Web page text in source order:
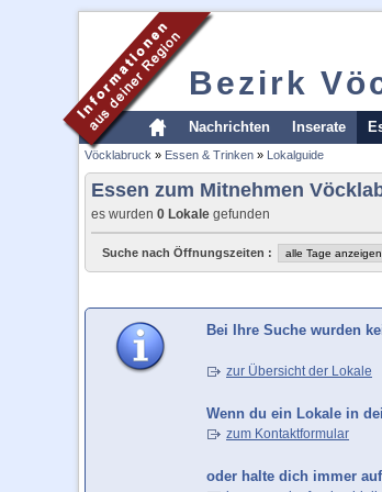
Bezirk
Nachrichten Inserate
Vöcklabruck » Essen & Trinken » Lokalguide
Essen zum Mitnehmen
es wurden 0 Lokale gefunden
Suche nach Öffnungszeiten :
Bei Ihre Suche wurden
zur Übersicht der Lokale
Wenn du ein Lokale in
zum Kontaktformular
oder halte dich immer